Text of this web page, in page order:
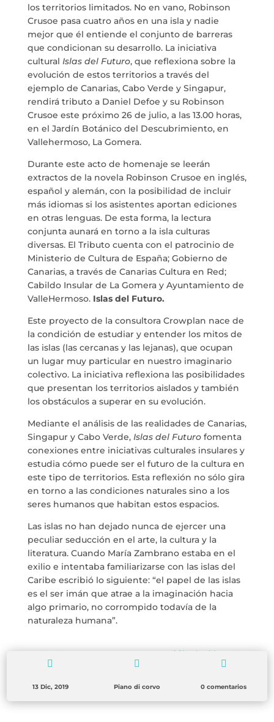
CONTATTO
LA NEUROLITERATURA ENTRA
EN NUESTROS OBJETIVOS
porDigital
SIAMO TRASPARENTI
diDulce Xerach
info@crowplan.com
922 28 00 28
los territorios limitados. No en vano, Robinson
Crusoe pasa cuatro años en una isla y nadie
mejor que él entiende el conjunto de barreras
que condicionan su desarrollo. La iniciativa
cultural Islas del Futuro, que reflexiona sobre la
evolución de estos territorios a través del
ejemplo de Canarias, Cabo Verde y Singapur,
rendirá tributo a Daniel Defoe y su Robinson
Crusoe este próximo 26 de julio, a las 13.00 horas,
en el Jardín Botánico del Descubrimiento, en
Vallehermoso, La Gomera.
Durante este acto de homenaje se leerán
extractos de la novela Robinson Crusoe en inglés,
español y alemán, con la posibilidad de incluir
más idiomas si los asistentes aportan ediciones
en otras lenguas. De esta forma, la lectura
conjunta aunará en torno a la isla culturas
diversas. El Tributo cuenta con el patrocinio de
Ministerio de Cultura de España; Gobierno de
Canarias, a través de Canarias Cultura en Red;
Cabildo Insular de La Gomera y Ayuntamiento de
ValleHermoso. Islas del Futuro.
Este proyecto de la consultora Crowplan nace de
la condición de estudiar y entender los mitos de
las islas (las cercanas y las lejanas), que ocupan
un lugar muy particular en nuestro imaginario
colectivo. La iniciativa reflexiona las posibilidades
que presentan los territorios aislados y también
los obstáculos a superar en su evolución.
Mediante el análisis de las realidades de Canarias,
Singapur y Cabo Verde, Islas del Futurofomenta
conexiones entre iniciativas culturales insulares y
estudia cómo puede ser el futuro de la cultura en
este tipo de territorios. Esta reflexión no sólo gira
en torno a las condiciones naturales sino a los
seres humanos que habitan estos espacios.
Las islas no han dejado nunca de ejercer una
peculiar seducción en el arte, la cultura y la
literatura. Cuando María Zambrano estaba en el
exilio e intentaba familiarizarse con las islas del
Caribe escribió lo siguiente: “el papel de las islas
es el ser imán que atrae a la imaginación hacia
algo primario, no corrompido todavía de la
naturaleza humana”.
Exposición Islas del Futuro

13 Dic, 2019

Piano di corvo

0 comentarios